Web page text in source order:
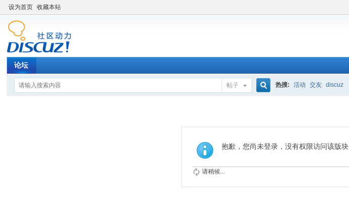
设为首页 收藏本站
论坛
帖子
索
热搜: 活动 交友 discuz
抱歉，您尚未登录，没有权限访问该版块
请稍候...